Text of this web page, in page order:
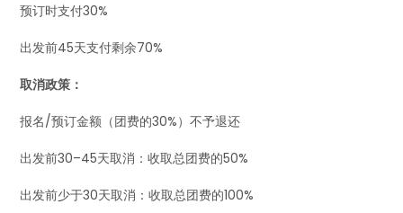
预订时支付30%
出发前45天支付剩余70%
取消政策：
报名/预订金额（团费的30%）不予退还
出发前30–45天取消：收取总团费的50%
出发前少于30天取消：收取总团费的100%